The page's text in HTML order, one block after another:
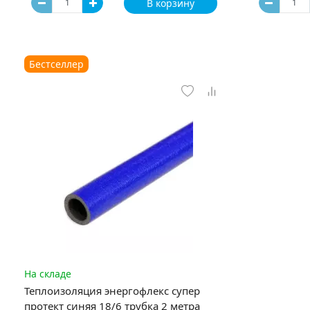
В корзину
Бестселлер
На складе
Теплоизоляция энергофлекс супер
протект синяя 18/6 трубка 2 метра